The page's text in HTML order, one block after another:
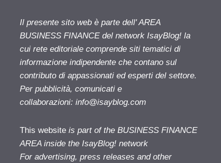
Il presente sito web è parte dell' AREA
BUSINESS FINANCE del network IsayBlog! la
cui rete editoriale comprende siti tematici di
informazione indipendente che contano sul
contributo di appassionati ed esperti del settore.
Per pubblicità, comunicati e
collaborazioni: info@isayblog.com
This website is part of the BUSINESS FINANCE
AREA inside the IsayBlog! network
For advertising, press releases and other